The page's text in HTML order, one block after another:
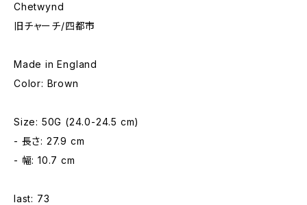
Chetwynd
旧チャーチ/四都市
Made in England
Color: Brown
Size: 50G (24.0-24.5 cm)
- 長さ: 27.9 cm
- 幅: 10.7 cm
last: 73